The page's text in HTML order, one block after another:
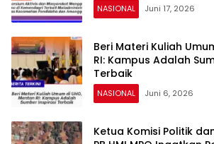
NASIONAL Juni 17, 2026
Beri Materi Kuliah
RI: Kampus Adalah
Terbaik
NASIONAL Juni 6, 2026
Ketua Komisi Politik